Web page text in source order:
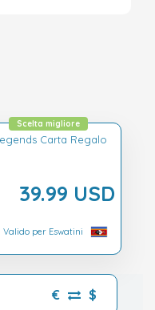
Carta Regalo
39.99 USD
Scelta migliore
Valido per Eswatini
€ $